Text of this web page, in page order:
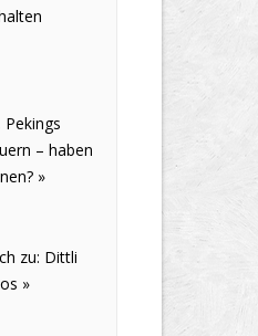
– haben
»
zu: Dittli
»